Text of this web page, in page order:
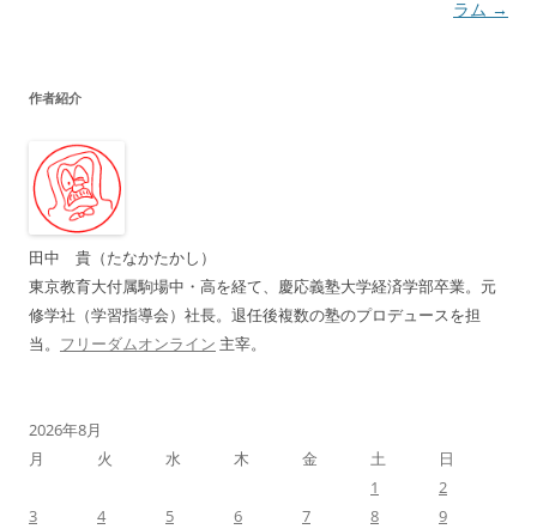
ゲ
シ
ョ
ン
ラム →
作者紹介
田中 貴（たなかたかし）
東京教育大付属駒場中・高を経て、慶応義塾大学経済学部卒業。元
修学社（学習指導会）社長。退任後複数の塾のプロデュースを担
当。 フリーダムオンライン 主宰。
2026年8月
月
火 水 木 金 土
日
1
2
3
4 5 6 7 8
9